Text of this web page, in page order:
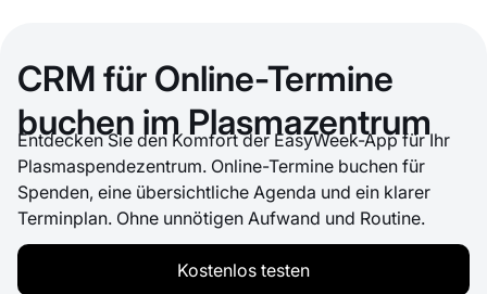
CRM für Online-Termine
buchen im Plasmazentrum
Entdecken Sie den Komfort der EasyWeek-App für Ihr
Plasmaspendezentrum. Online-Termine buchen für
Spenden, eine übersichtliche Agenda und ein klarer
Terminplan. Ohne unnötigen Aufwand und Routine.
Kostenlos testen